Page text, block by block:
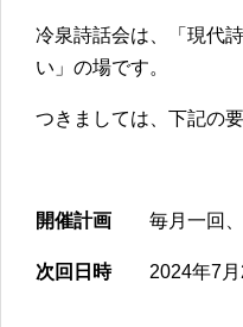
冷泉詩話会は、「現代
い」の場です。
つきましては、下記の
開催計画 毎月一回、
次回日時2024年7月28